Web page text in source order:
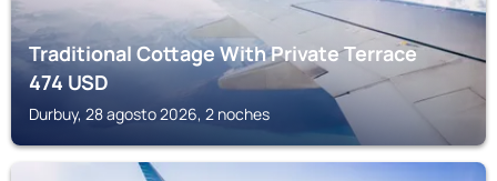
Traditional Cottage With Private Terrace
474USD
Durbuy, 28 agosto 2026, 2 noches